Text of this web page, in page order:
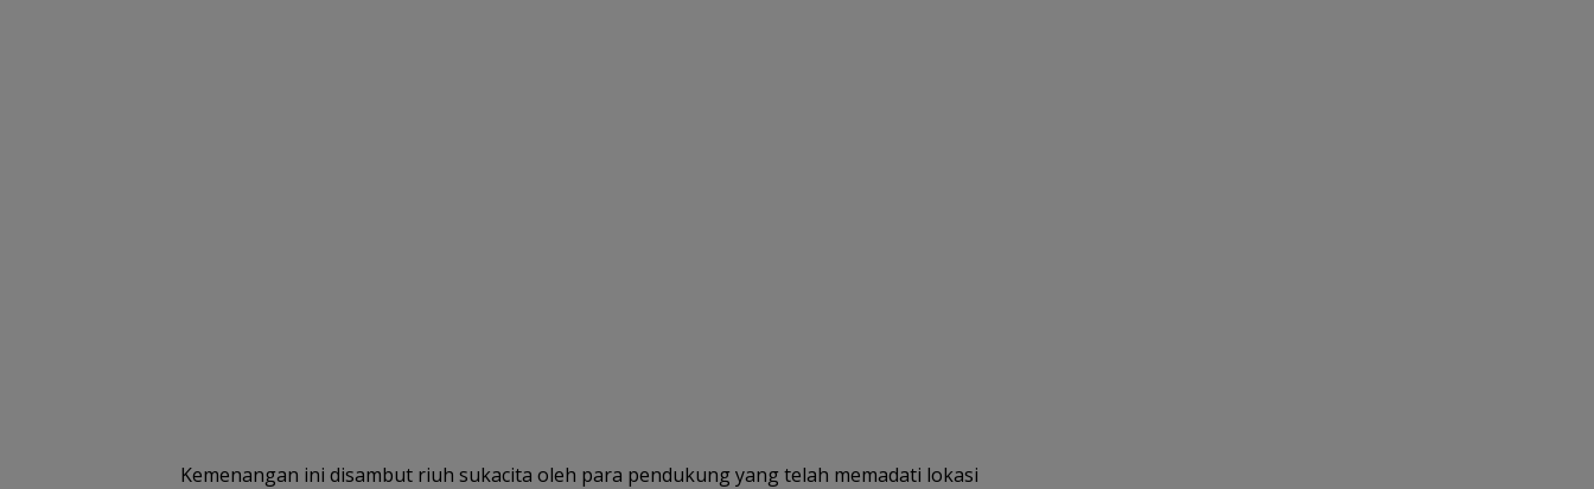
Kemenangan ini disambut riuh sukacita oleh para pendukung yang telah memadati lokasi